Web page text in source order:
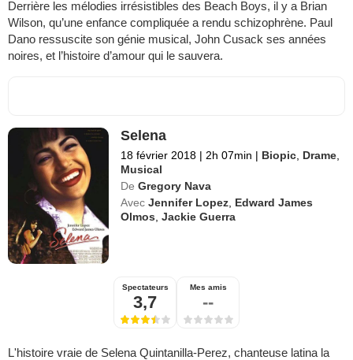
Derrière les mélodies irrésistibles des Beach Boys, il y a Brian
Wilson, qu’une enfance compliquée a rendu schizophrène. Paul
Dano ressuscite son génie musical, John Cusack ses années
noires, et l’histoire d’amour qui le sauvera.
Selena
18 février 2018 | 2h 07min | Biopic Drame
Musical
De Gregory Nava
Avec Jennifer Lopez Edward James
Olmos ,Jackie Guerra
Spectateurs
3,7
Mes amis
--
L'histoire vraie de Selena Quintanilla-Perez, chanteuse latina la